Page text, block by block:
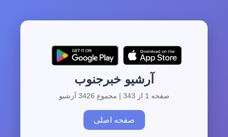
آرشیو خبرجنوب
صفحه 1 از 343 | مجموع 3426 آرشیو
صفحه اصلی